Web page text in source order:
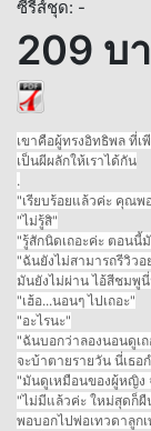
ซีรีส์ชุด: -
209 บ
เขาคือผู้ทรงอิทธิพล ที่เ
เป็นผีผลักให้เราได้กัน
.
"เรียบร้อยแล้วค่ะ คุณ
"ไม่รู้สิ"
"รู้สักนิดเถอะค่ะ ตอนนี้
"ฉันยังไม่สามารถรีวิว
มันยังไม่ผ่าน ไอ้สีชมพู
"เฮ้อ...นอนๆ ไปเถอะ"
"อะไรนะ"
"ฉันบอกว่าลองนอนดูเ
จะบ้าตายรายวัน นี่เธอ
"มันดูเหมือนของผู้หญิง
"ไม่มีแล้วค่ะ ใหม่สุดก็ผื
พอบอกไปพ่อเทวดาลูก